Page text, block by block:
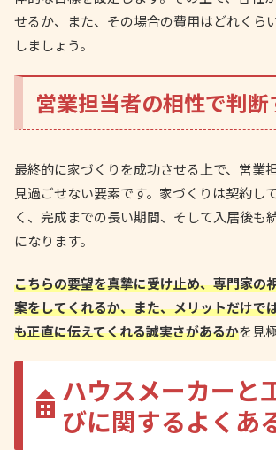
せるか、また、その場合の費用はどれくら
しましょう。
営業担当者の相性で判断
最終的に家づくりを成功させる上で、営業
見過ごせない要素です。家づくりは契約し
く、完成までの長い期間、そして入居後も
になります。
こちらの要望を真摯に受け止め、専門家の
案をしてくれるか、また、メリットだけで
も正直に伝えてくれる誠実さがあるかを見
ハウスメーカーと
びに関するよくあ